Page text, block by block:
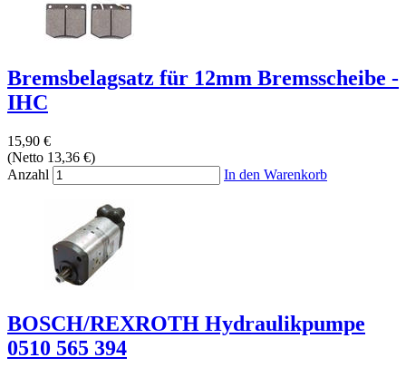
Bremsbelagsatz für 12mm Bremsscheibe -
IHC
15,90 €
(Netto 13,36 €)
Anzahl
In den Warenkorb
BOSCH/REXROTH Hydraulikpumpe
0510 565 394